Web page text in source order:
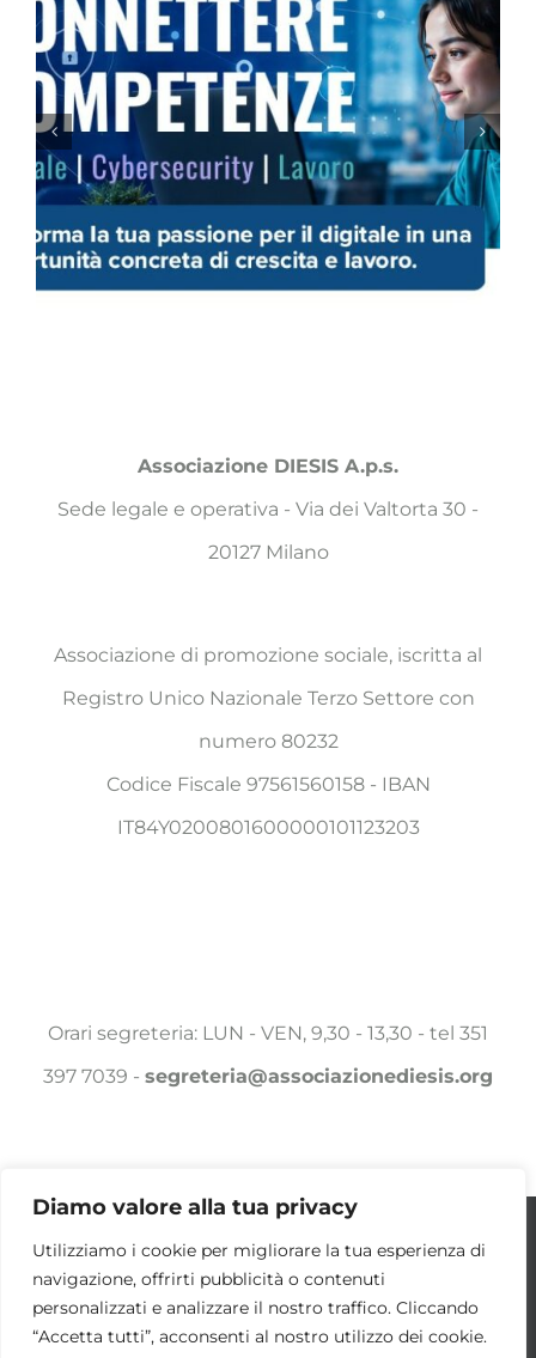
Diamo valore alla tua privacy
Utilizziamo i cookie per migliorare la tua esperienza di
navigazione, offrirti pubblicità o contenuti
personalizzati e analizzare il nostro traffico. Cliccando
“Accetta tutti”, acconsenti al nostro utilizzo dei cookie.
Associazione DIESIS A.p.s.
Sede legale e operativa - Via dei Valtorta 30 -
20127 Milano
Associazione di promozione sociale, iscritta al
Registro Unico Nazionale Terzo Settore con
numero 80232
Codice Fiscale 97561560158 - IBAN
IT84Y0200801600000101123203
Orari segreteria: LUN - VEN, 9,30 - 13,30 - tel 351
397 7039 - segreteria@associazionediesis.org
© Copyright 2025 - 2026 Associazione DIESIS a.p.s. | ALL
tu possa avere la migliore esperienza sul